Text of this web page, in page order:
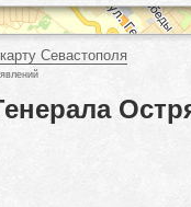
Севастополя